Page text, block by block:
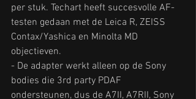
per stuk. Techart heeft succesvolle AF-
testen gedaan met de Leica R, ZEISS
Contax/Yashica en Minolta MD
objectieven.
- De adapter werkt alleen op de Sony
bodies die 3rd party PDAF
ondersteunen, dus de A7II, A7RII, Sony